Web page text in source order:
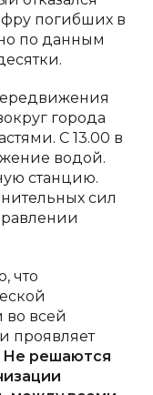
погибших в
по данным
города
С 13.00 в
водой.
станцию.
сил
что
во всей
проявляет
Не решаются